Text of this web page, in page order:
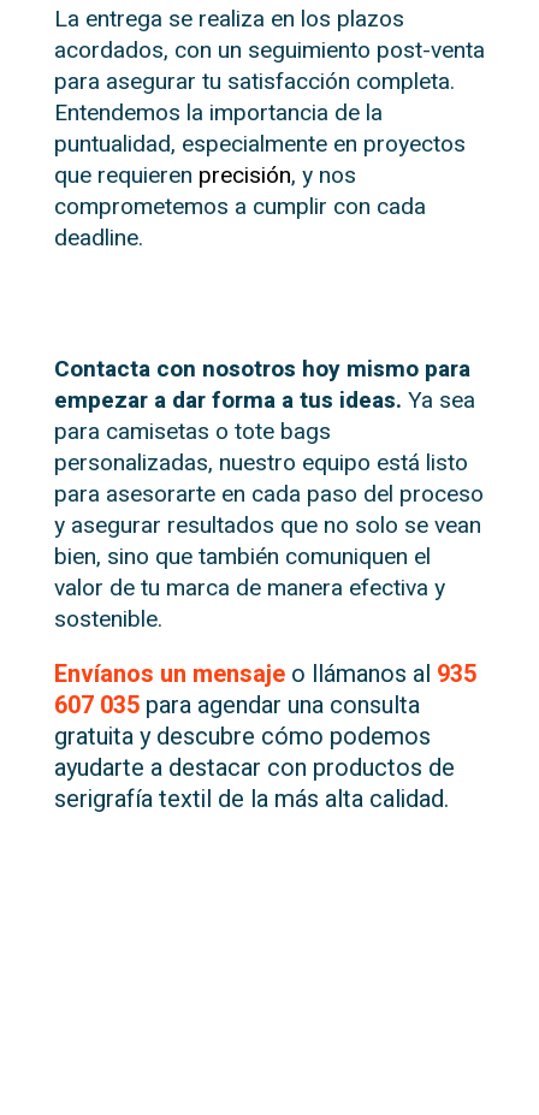
La entrega se realiza en los plazos
acordados, con un seguimiento post-venta
para asegurar tu satisfacción completa.
Entendemos la importancia de la
puntualidad, especialmente en proyectos
que requieren precisión, y nos
comprometemos a cumplir con cada
deadline.
Contacta con nosotros hoy mismo para
empezar a dar forma a tus ideas. Ya sea
para camisetas o tote bags
personalizadas, nuestro equipo está listo
para asesorarte en cada paso del proceso
y asegurar resultados que no solo se vean
bien, sino que también comuniquen el
valor de tu marca de manera efectiva y
sostenible.
Envíanos un mensajeo llámanos al 935
607 035para agendar una consulta
gratuita y descubre cómo podemos
ayudarte a destacar con productos de
serigrafía textil de la más alta calidad.